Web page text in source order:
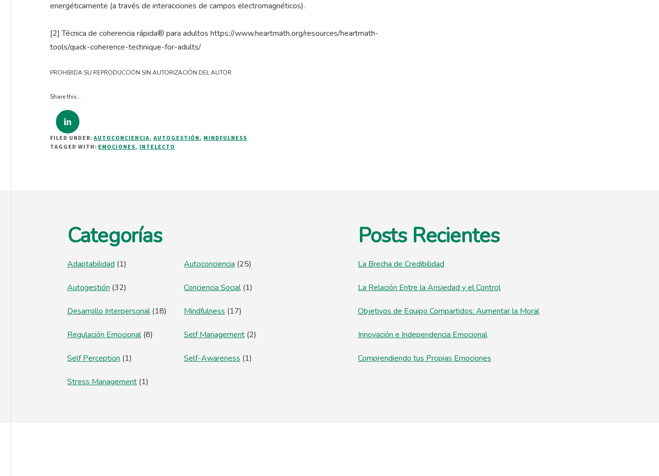
energéticamente (a través de interacciones de campos electromagnéticos).
[2] Técnica de coherencia rápida® para adultos https://www.heartmath.org/resources/heartmath-
tools/quick-coherence-technique-for-adults/
PROHIBIDA SU REPRODUCCIÓN SIN AUTORIZACIÓN DEL AUTOR
Share this…
FILED UNDER:AUTOCONCIENCIA, AUTOGESTIÓN, MINDFULNESS
TAGGED WITH: EMOCIONES, INTELECTO
Categorías
Adaptabilidad (1) Autoconciencia (25)
Autogestión (32) Conciencia Social(1)
Desarrollo Interpersonal(18) Mindfulness (17)
Regulación Emocional(8) Self Management(2)
Self Perception (1) Self-Awareness (1)
Stress Management (1)
Posts Recientes
La Brecha de Credibilidad
La Relación Entre la Ansiedad y el Control
Objetivos de Equipo Compartidos: Aumentar la Moral
Innovación e Independencia Emocional
Comprendiendo tus Propias Emociones